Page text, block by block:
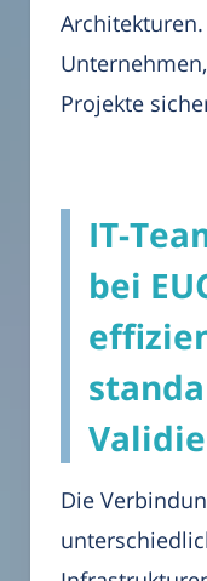
Projekte
IT-
bei
Die